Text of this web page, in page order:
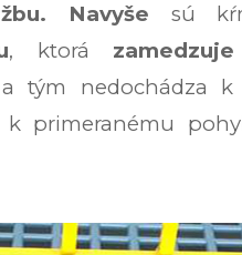
Navyše sú
, ktorá zamedzuje
tým nedochádza
primeranému